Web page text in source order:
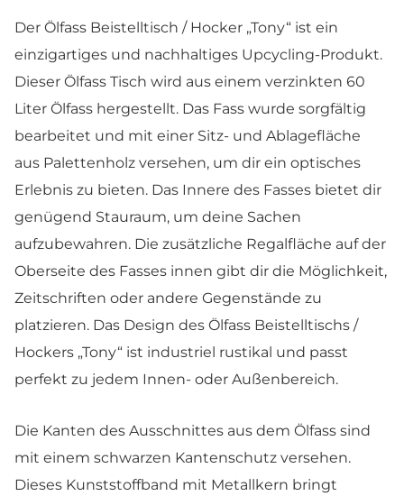
Der Ölfass Beistelltisch / Hocker „Tony“ ist ein
einzigartiges und nachhaltiges Upcycling-Produkt.
Dieser Ölfass Tisch wird aus einem verzinkten 60
Liter Ölfass hergestellt. Das Fass wurde sorgfältig
bearbeitet und mit einer Sitz- und Ablagefläche
aus Palettenholz versehen, um dir ein optisches
Erlebnis zu bieten. Das Innere des Fasses bietet dir
genügend Stauraum, um deine Sachen
aufzubewahren. Die zusätzliche Regalfläche auf der
Oberseite des Fasses innen gibt dir die Möglichkeit,
Zeitschriften oder andere Gegenstände zu
platzieren. Das Design des Ölfass Beistelltischs /
Hockers „Tony“ ist industriel rustikal und passt
perfekt zu jedem Innen- oder Außenbereich.
Die Kanten des Ausschnittes aus dem Ölfass sind
mit einem schwarzen Kantenschutz versehen.
Dieses Kunststoffband mit Metallkern bringt